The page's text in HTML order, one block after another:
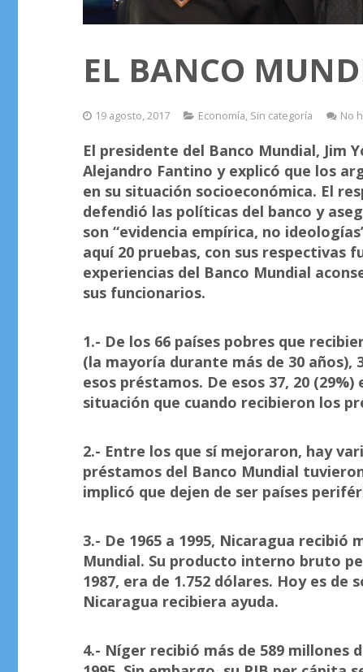
EL BANCO
19 agosto, 2017 Economía, Sin categoría No
El presidente del Banco Mundial, Jim
Alejandro Fantino y explicó que los
en su situación socioeconómica. El
defendió las políticas del banco y
son “evidencia empírica, no
aquí 20 pruebas, con sus respectivas
experiencias del Banco Mundial
sus funcionarios.
1.- De los 66 países pobres que
(la mayoría durante más de 30 años),
esos préstamos. De esos 37, 20
situación que cuando recibieron los
2.- Entre los que sí mejoraron, hay
préstamos del Banco Mundial
implicó que dejen de ser países
3.- De 1965 a 1995, Nicaragua recibió
Mundial. Su producto interno bruto
1987, era de 1.752 dólares. Hoy es de
Nicaragua recibiera ayuda.
4.- Níger recibió más de 589 millones